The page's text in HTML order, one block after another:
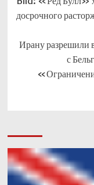
записи
досрочного
Ирану разрешили
с